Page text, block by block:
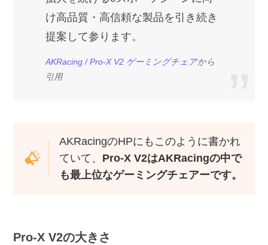
け高品質・高信頼な製品を引き続き
提案して参ります。
AKRacing / Pro-X V2 ゲーミングチェアから
引用
AKRacingのHPにもこのように書かれ
ていて、 Pro-X V2はAKRacingの中で
も最上位なゲーミングチェアーです。
Pro-X V2の大きさ